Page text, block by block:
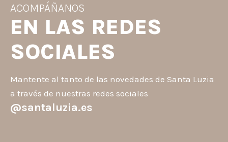
ACOMPÁÑANOS
EN LAS REDES
SOCIALES
Mantente al tanto de las novedades de Santa Luzia
a través de nuestras redes sociales
@santaluzia.es